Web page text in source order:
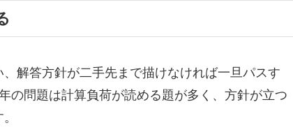
解答方針が二手先まで描けなければ一旦パスす
の問題は計算負荷が読める題が多く、方針が立つ